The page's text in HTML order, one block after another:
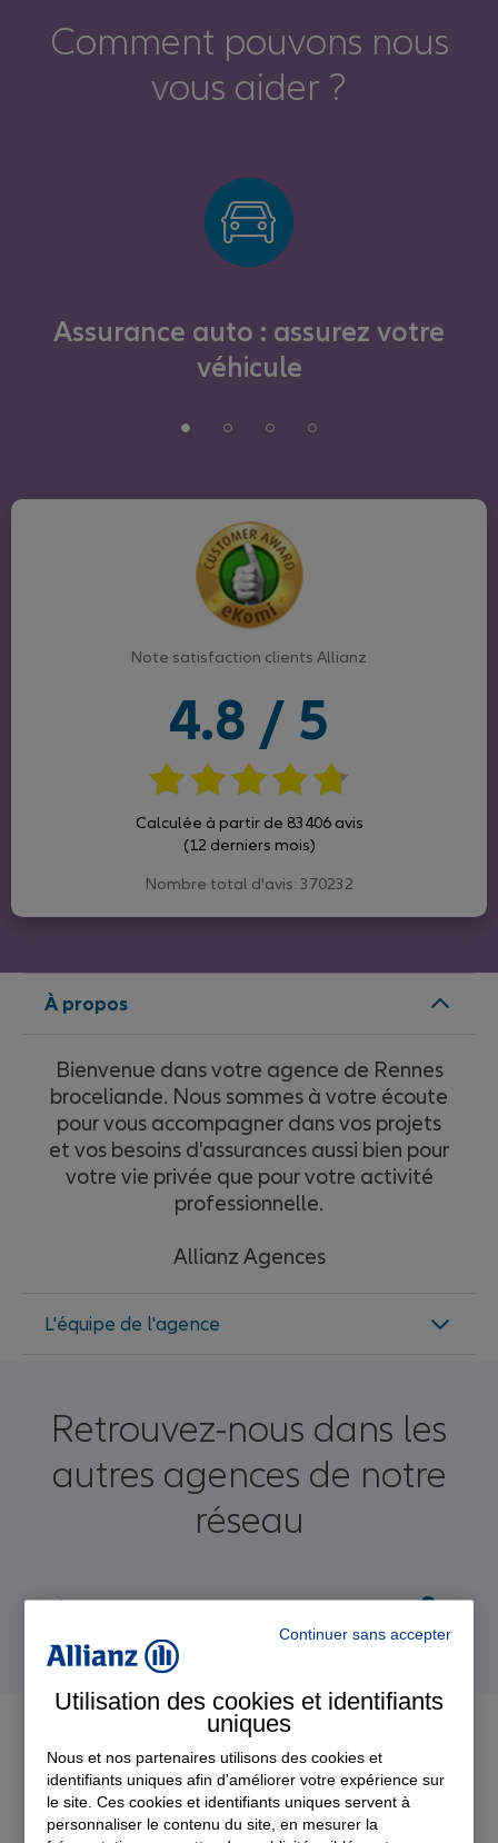
Comment pouvons nous
vous aider ?
Assurance auto : assurez votre
véhicule
Note satisfaction clients Allianz
4.8 / 5
Calculée à partir de 83406 avis
(12 derniers mois)
Nombre total d'avis: 370232
À propos
Bienvenue dans votre agence de Rennes
broceliande. Nous sommes à votre écoute
pour vous accompagner dans vos projets
et vos besoins d'assurances aussi bien pour
votre vie privée que pour votre activité
professionnelle.
Allianz Agences
L'équipe de l'agence
Collaboratrice d'agence
Retrouvez-nous dans les
autres agences de notre
réseau
AGENCE RENNES SAINT MARTIN
Les offresdu moment
Continuer sans accepter
Utilisation des cookies et identifiants
uniques
Nous et nos partenaires utilisons des cookies et
identifiants uniques afin d'améliorer votre expérience sur
le site. Ces cookies et identifiants uniques servent à
personnaliser le contenu du site, en mesurer la